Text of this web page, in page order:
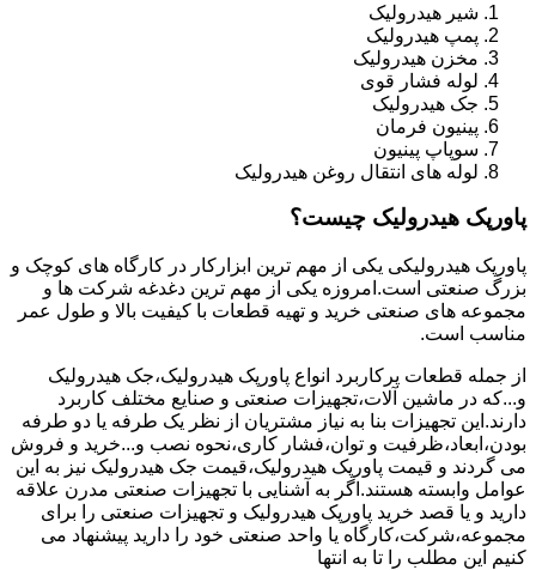
شیر هیدرولیک
پمپ هیدرولیک
مخزن هیدرولیک
لوله فشار قوی
جک هیدرولیک
پینیون فرمان
سوپاپ پینیون
لوله های انتقال روغن هیدرولیک
پاورپک هیدرولیک چیست؟
پاورپک هیدرولیکی یکی از مهم ترین ابزارکار در کارگاه های کوچک و
بزرگ صنعتی است.امروزه یکی از مهم ترین دغدغه شرکت ها و
مجموعه های صنعتی خرید و تهیه قطعات با کیفیت بالا و طول عمر
مناسب است.
از جمله قطعات پرکاربرد انواع پاورپک هیدرولیک،جک هیدرولیک
و...که در ماشین آلات،تجهیزات صنعتی و صنایع مختلف کاربرد
دارند.این تجهیزات بنا به نیاز مشتریان از نظر یک طرفه یا دو طرفه
بودن،ابعاد،ظرفیت و توان،فشار کاری،نحوه نصب و...خرید و فروش
می گردند و قیمت پاورپک هیدرولیک،قیمت جک هیدرولیک نیز به این
عوامل وابسته هستند.اگر به آشنایی با تجهیزات صنعتی مدرن علاقه
دارید و یا قصد خرید پاورپک هیدرولیک و تجهیزات صنعتی را برای
مجموعه،شرکت،کارگاه یا واحد صنعتی خود را دارید پیشنهاد می
کنیم این مطلب را تا به انتها